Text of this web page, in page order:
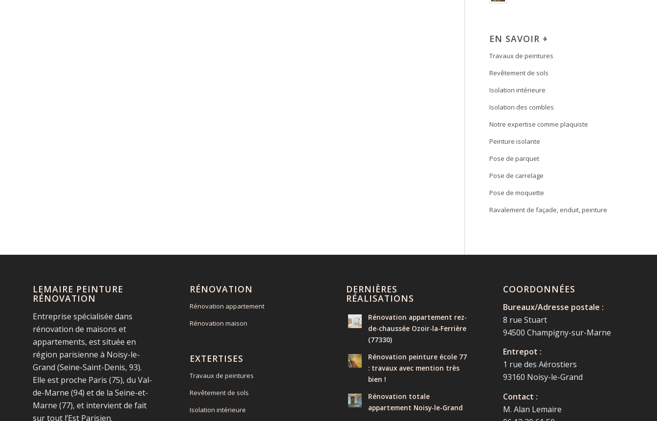
EN SAVOIR +
Travaux de peintures
Revêtement de sols
Isolation intérieure
Isolation des combles
Notre expertise comme plaquiste
Peinture isolante
Pose de parquet
Pose de carrelage
Pose de moquette
Ravalement de façade, enduit, peinture
LEMAIRE PEINTURE
RÉNOVATION
Entreprise spécialisée dans
rénovation de maisons et
appartements, est située en
région parisienne à Noisy-le-
Grand (Seine-Saint-Denis, 93).
Elle est proche Paris (75), du Val-
de-Marne (94) et de la Seine-et-
Marne (77), et intervient de fait
sur tout l’Est Parisien.
RÉNOVATION
Rénovation appartement
Rénovation maison
EXTERTISES
Travaux de peintures
Revêtement de sols
Isolation intérieure
DERNIÈRES
RÉALISATIONS
Rénovation appartement rez-
de-chaussée Ozoir-la-Ferrière
(77330)
Rénovation peinture école 77
: travaux avec mention très
bien !
Rénovation totale
appartement Noisy-le-Grand
COORDONNÉES
Bureaux/Adresse postale :
8 rue Stuart
94500 Champigny-sur-Marne
Entrepot :
1 rue des Aérostiers
93160 Noisy-le-Grand
Contact :
M. Alan Lemaire